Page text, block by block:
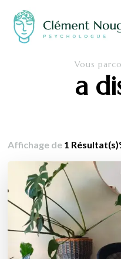
Cabinet-
Clément Nougarède –
Vous
a
Affichage de 1